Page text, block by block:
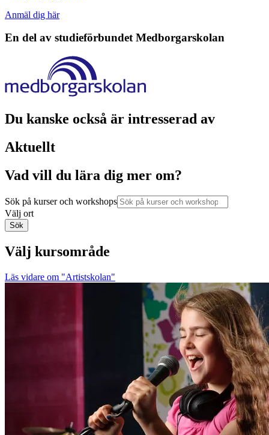
Anmäl dig här
En del av studieförbundet Medborgarskolan
Du kanske också är intresserad av
Aktuellt
Vad vill du lära dig mer om?
Sök på kurser och workshops
Välj ort
Sök
Välj kursområde
Läs vidare om "Artistskolan"